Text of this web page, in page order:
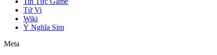
Tử Vi
Wiki
Ý Nghĩa Sim
Meta